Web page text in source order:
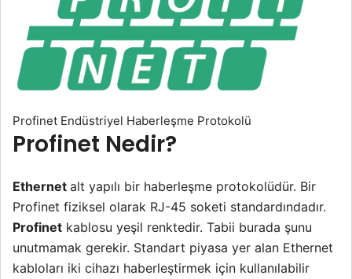
Profinet Endüstriyel Haberleşme Protokolü
Profinet Nedir?
Ethernet alt yapılı bir haberleşme protokolüdür. Bir
Profinet fiziksel olarak RJ-45 soketi standardındadır.
Profinet kablosu yeşil renktedir. Tabii burada şunu
unutmamak gerekir. Standart piyasa yer alan Ethernet
kabloları iki cihazı haberleştirmek için kullanılabilir